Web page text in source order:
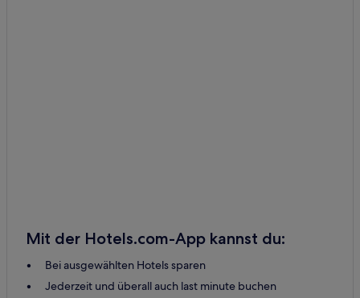
Mit der Hotels.com-App kannst du:
Bei ausgewählten Hotels sparen
Jederzeit und überall auch last minute buchen